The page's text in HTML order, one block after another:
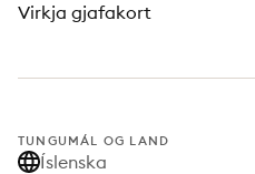
Virkja gjafakort
TUNGUMÁL OG LAND
Íslenska